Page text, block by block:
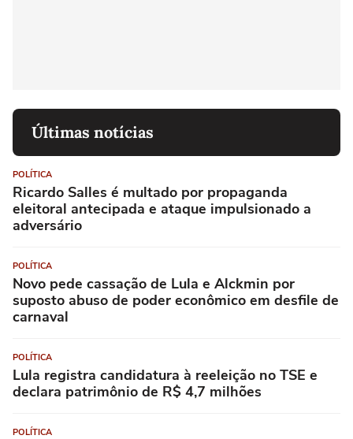
Últimas notícias
POLÍTICA
Ricardo Salles é multado por propaganda
eleitoral antecipada e ataque impulsionado a
adversário
POLÍTICA
Novo pede cassação de Lula e Alckmin por
suposto abuso de poder econômico em desfile de
carnaval
POLÍTICA
Lula registra candidatura à reeleição no TSE e
declara patrimônio de R$ 4,7 milhões
POLÍTICA